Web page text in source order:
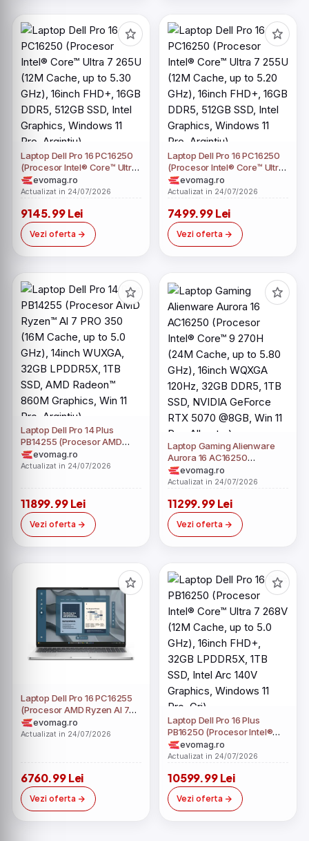
Laptop Dell Pro 16 PC16250
(Procesor Intel® Core™ Ultra
7 265U (12M Cache, up to
5.30 GHz), 16inch FHD+,
Graphics, Windows 11 Pro,
Argintiu)
evomag.ro
Actualizat in 24/07/2026
9145.99 Lei
Vezi oferta
Laptop Dell Pro 16 PC16250
(Procesor Intel® Core™ Ultra
7 255U (12M Cache, up to
5.20 GHz), 16inch FHD+,
Graphics, Windows 11 Pro,
Argintiu)
evomag.ro
Actualizat in 24/07/2026
7499.99 Lei
Vezi oferta
Laptop Dell Pro 14 Plus
PB14255 (Procesor AMD
Ryzen™ Al 7 PRO 350 (16M
Cache, up to 5.0 GHz),
Radeon™ 860M Graphics,
Win 11 Pro, Argintiu)
evomag.ro
Actualizat in 24/07/2026
11899.99 Lei
Vezi oferta
Laptop Gaming Alienware
Aurora 16 AC16250
(Procesor Intel® Core™ 9
270H (24M Cache, up to
120Hz, 32GB DDR5, 1TB SSD,
NVIDIA GeForce RTX 5070
@8GB, Win 11 Pro, Albastru)
evomag.ro
Actualizat in 24/07/2026
11299.99 Lei
Vezi oferta
Laptop Dell Pro 16 PC16255
(Procesor AMD Ryzen AI 7
350 (16M Cache, up to 5.0
GHz), 16inch FHD+, 16GB
evomag.ro
Actualizat in 24/07/2026
6760.99 Lei
Vezi oferta
Laptop Dell Pro 16 Plus
PB16250 (Procesor Intel®
Core™ Ultra 7 268V (12M
Cache, up to 5.0 GHz),
LPDDR5X, 1TB SSD, Intel Arc
140V Graphics, Windows 11
Pro, Gri)
evomag.ro
Actualizat in 24/07/2026
10599.99 Lei
Vezi oferta